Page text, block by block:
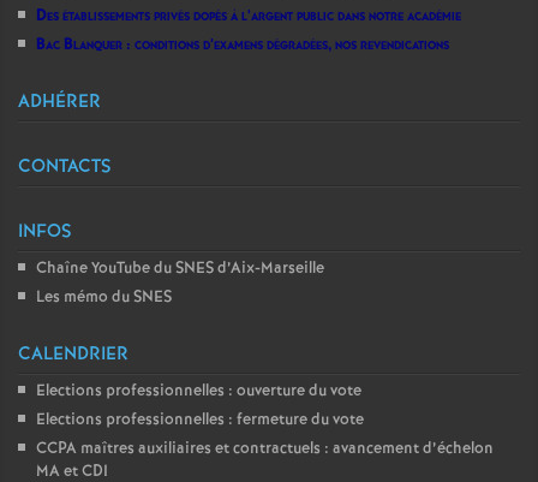
Des établissements privés dopés à l’argent public dans notre académie
Bac Blanquer : conditions d’examens dégradées, nos revendications
ADHÉRER
CONTACTS
INFOS
Chaîne YouTube du SNES d’Aix-Marseille
Les mémo du SNES
CALENDRIER
Elections professionnelles : ouverture du vote
Elections professionnelles : fermeture du vote
CCPA maîtres auxiliaires et contractuels : avancement d’échelon
MA et CDI